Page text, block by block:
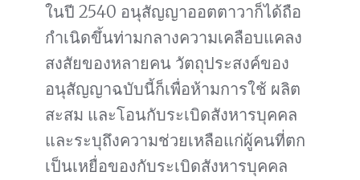
ในปี 2540 อนุสัญญาออตตาวาก็ได้ถือ
กำเนิดขึ้นท่ามกลางความเคลือบแคลง
สงสัยของหลายคน วัตถุประสงค์ของ
อนุสัญญาฉบับนี้ก็เพื่อห้ามการใช้ ผลิต
สะสม และโอนกับระเบิดสังหารบุคคล
และระบุถึงความช่วยเหลือแก่ผู้คนที่ตก
เป็นเหยื่อของกับระเบิดสังหารบุคคล